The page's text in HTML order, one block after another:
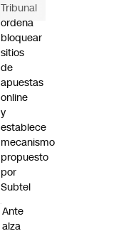
Tribunal
ordena
bloquear
sitios
de
apuestas
online
y
establece
mecanismo
propuesto
por
Subtel
Ante
alza